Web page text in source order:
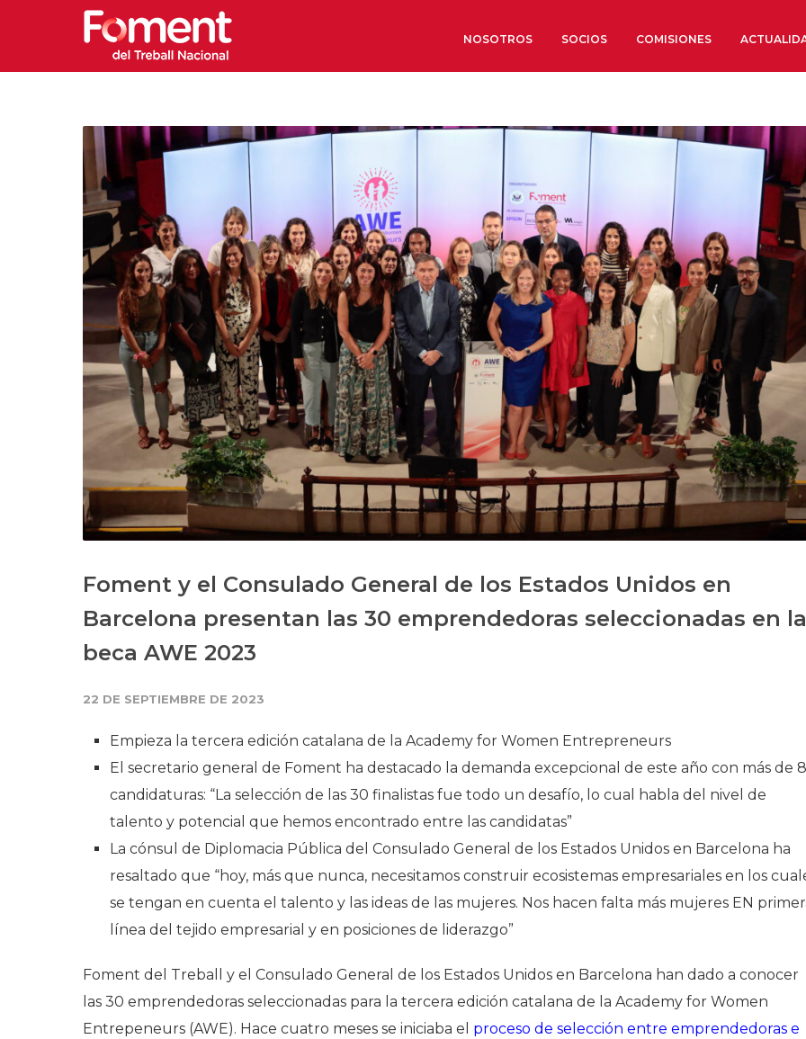
NOSOTROS
Órganos de Gobierno
Órganos Consultivos
Estructura Ejecutiva
Institut d’Estudis Estratègics
Organizaciones sectoriales
Sociedad Barcelonesa de
Económicos y Sociales
Organizaciones territoriales
Conoce más
Historia
Galería de Presidentes
Biblioteca Archivo
Sede Social
SOCIOS COMISIONES
Foment y el Consulado General de los Estados Unidos en
Barcelona presentan las 30 emprendedoras seleccionadas en la
beca AWE 2023
22 DE SEPTIEMBRE DE 2023
Empieza la tercera edición catalana de la Academy for Women Entrepreneurs
El secretario general de Foment ha destacado la demanda excepcional de este año con más de
candidaturas: “La selección de las 30 finalistas fue todo un desafío, lo cual habla del nivel de
talento y potencial que hemos encontrado entre las candidatas”
La cónsul de Diplomacia Pública del Consulado General de los Estados Unidos en Barcelona ha
resaltado que “hoy, más que nunca, necesitamos construir ecosistemas empresariales en los
se tengan en cuenta el talento y las ideas de las mujeres. Nos hacen falta más mujeres EN
línea del tejido empresarial y en posiciones de liderazgo”
Foment del Treball y el Consulado General de los Estados Unidos en Barcelona han dado a conocer
las 30 emprendedoras seleccionadas para la tercera edición catalana de la Academy for Women
Entrepeneurs (AWE). Hace cuatro meses se iniciaba el proceso de selección entre emprendedoras e